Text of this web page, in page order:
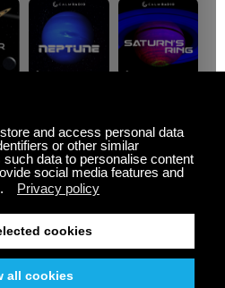
特惠
享五折优
。